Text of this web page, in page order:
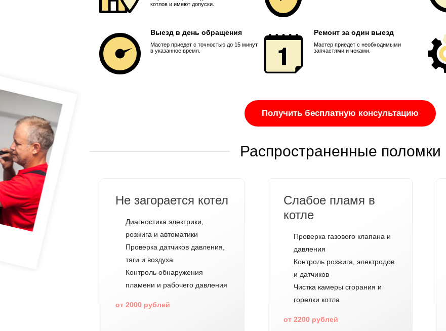
котлов и имеют допуски.
Выезд в день обращения
Мастер приедет с точностью до 15 минут
в указанное время.
Ремонт за один выезд
Мастер приедет с необходимыми
запчастями и чеками.
Получить бесплатную консультацию
Распространенные поломки
Не загорается котел
Диагностика электрики,
розжига и автоматики
Проверка датчиков давления,
тяги и воздуха
Контроль обнаружения
пламени и рабочего давления
от 2000 рублей
Слабое пламя в
котле
Проверка газового клапана и
давления
Контроль розжига, электродов
и датчиков
Чистка камеры сгорания и
горелки котла
от 2200 рублей